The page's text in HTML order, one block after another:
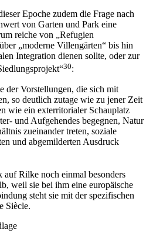
Epoche zudem die Frage nach
von Garten und Park eine
reiche von „Refugien
„moderne Villengärten“ bis hin
Integration dienen sollte, oder zur
30:
der Vorstellungen, die sich mit
so deutlich zutage wie zu jener Zeit
wie ein exterritorialer Schauplatz
und Aufgehendes begegnen, Natur
zueinander treten, soziale
und abgemilderten Ausdruck
Rilke noch einmal besonders
weil sie bei ihm eine europäische
steht sie mit der spezifischen
Siècle.